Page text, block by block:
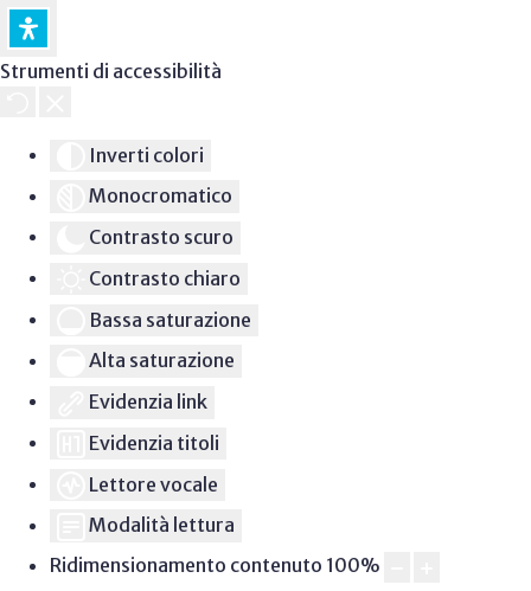
Strumenti di accessibilità
Inverti colori
Monocromatico
Contrasto scuro
Contrasto chiaro
Bassa saturazione
Alta saturazione
Evidenzia link
Evidenzia titoli
Lettore vocale
Modalità lettura
Ridimensionamento contenuto 100%